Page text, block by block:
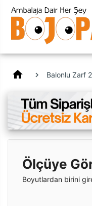
home Balonlu Zarf
Ölçüye
Boyutlardan birini